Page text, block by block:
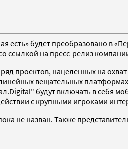
есть» будет преобразовано в
ссылкой на пресс-релиз
проектов, нацеленных на
вещательных
будут включать в себя
с крупными игроками
не назван. Также